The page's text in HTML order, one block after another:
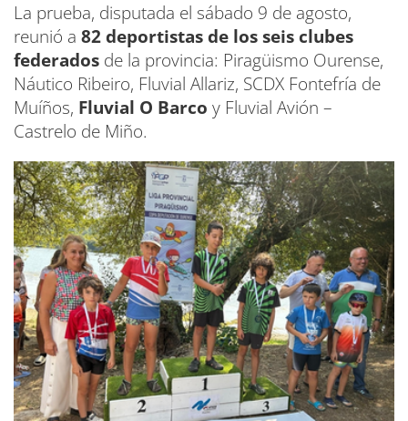
La prueba, disputada el sábado 9 de agosto,
reunió a 82 deportistas de los seis clubes
federados de la provincia: Piragüismo Ourense,
Náutico Ribeiro, Fluvial Allariz, SCDX Fontefría de
Muíños, Fluvial O Barco y Fluvial Avión –
Castrelo de Miño.